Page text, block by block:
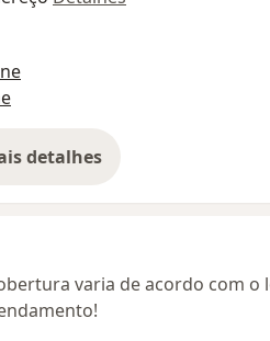
detalhes
sobre o endereço
varia de acordo com o